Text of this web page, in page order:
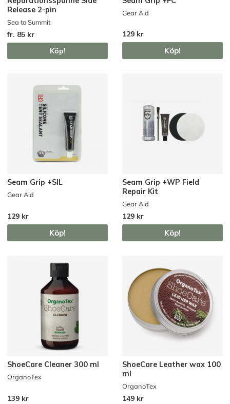
Release 2-pin
Sea to Summit
fr. 85 kr
Köp!
Gear Aid
129 kr
Köp!
Seam Grip +SIL
Gear Aid
129 kr
Köp!
Seam Grip +WP Field
Repair Kit
Gear Aid
129 kr
Köp!
ShoeCare Cleaner 300 ml
OrganoTex
139 kr
ShoeCare Leather wax 100
ml
OrganoTex
149 kr